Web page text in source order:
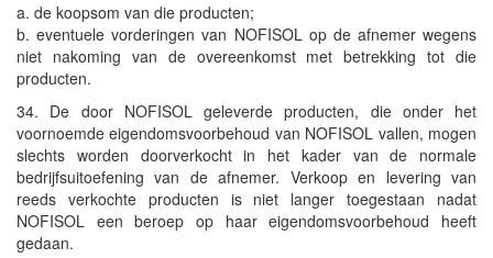
a. de koopsom van die producten;
b. eventuele vorderingen van NOFISOL op de afnemer wegens
niet nakoming van de overeenkomst met betrekking tot die
producten.
34. De door NOFISOL geleverde producten, die onder het
voornoemde eigendomsvoorbehoud van NOFISOL vallen, mogen
slechts worden doorverkocht in het kader van de normale
bedrijfsuitoefening van de afnemer. Verkoop en levering van
reeds verkochte producten is niet langer toegestaan nadat
NOFISOL een beroep op haar eigendomsvoorbehoud heeft
gedaan.